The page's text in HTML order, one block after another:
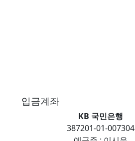
입금계좌
KB 국민은행
387201-01-007304